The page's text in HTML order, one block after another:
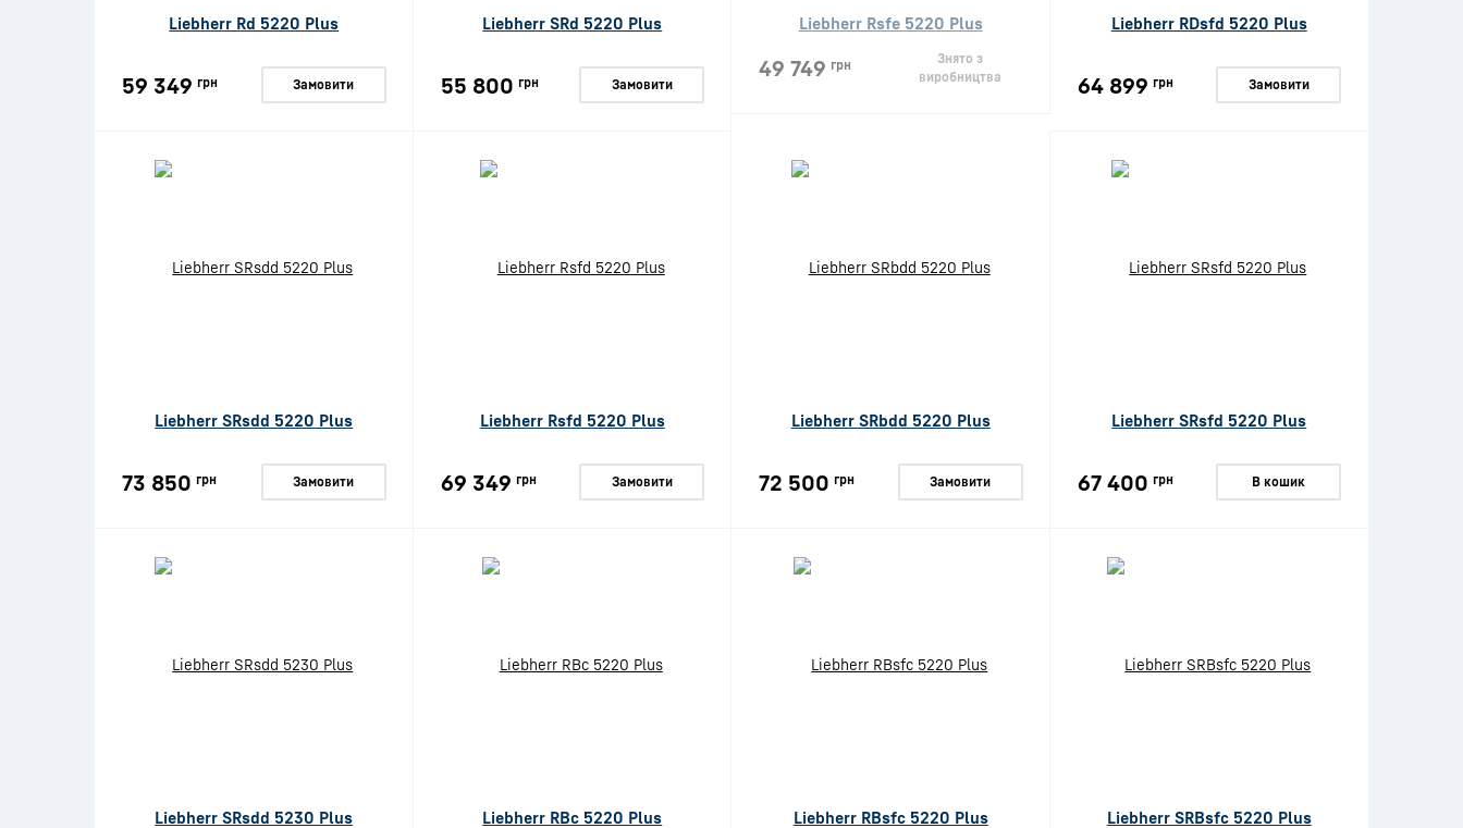
Liebherr Rd 5220 Plus
59 349 грн Замовити
Liebherr SRd 5220 Plus
55 800 грн Замовити
Liebherr Rsfe 5220 Plus
49 749 грн
Знято з
виробництва
Liebherr RDsfd 5220 Plus
64 899 грн Замовити
Liebherr SRsdd 5220 Plus
73 850 грн Замовити
Liebherr Rsfd 5220 Plus
69 349 грн Замовити
Liebherr SRbdd 5220 Plus
72 500 грн Замовити
Liebherr SRsfd 5220 Plus
67 400 грн В кошик
Liebherr SRsdd 5230 Plus Liebherr RBc 5220 Plus Liebherr RBsfc 5220 Plus Liebherr SRBsfc 5220 Plus